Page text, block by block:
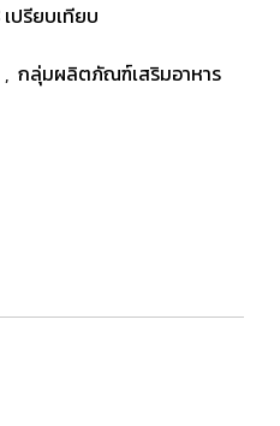
เปรียบเทียบ
, กลุ่มผลิตภัณฑ์เสริมอาหาร